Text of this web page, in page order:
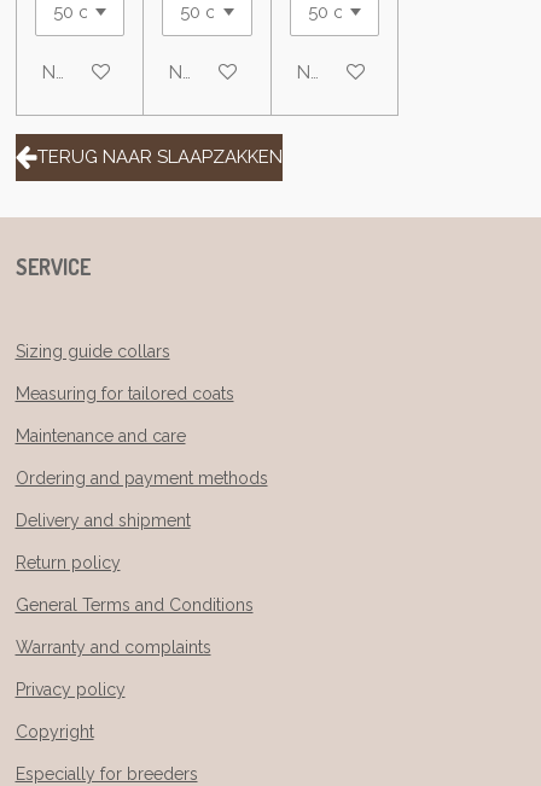
Notify me when availableNotify me when availableNotify me when available
TERUG NAAR SLAAPZAKKEN
SERVICE
Sizing guide collars
Measuring for tailored coats
Maintenance and care
Ordering and payment methods
Delivery and shipment
Return policy
General Terms and Conditions
Warranty and complaints
Privacy policy
Copyright
Especially for breeders